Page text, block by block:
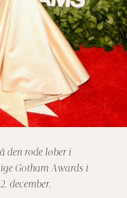
den røde løber i
Gotham Awards i
december.